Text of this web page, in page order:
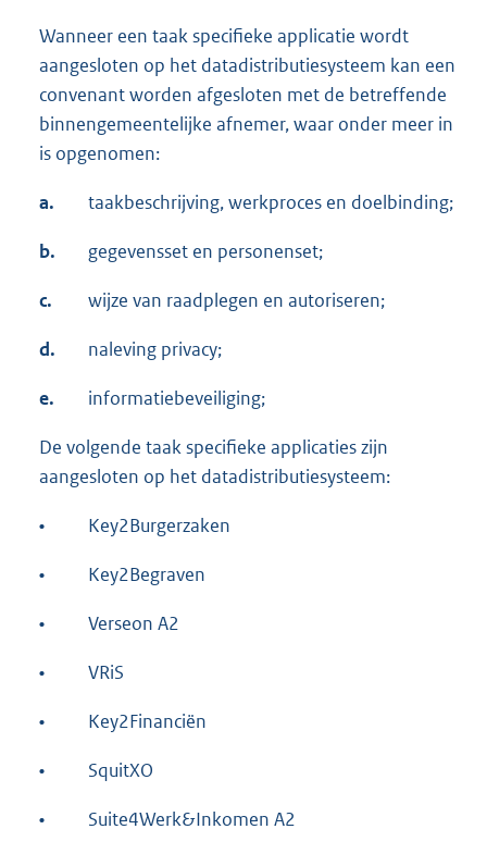
Wanneer een taak specifieke applicatie wordt
aangesloten op het datadistributiesysteem kan een
convenant worden afgesloten met de betreffende
binnengemeentelijke afnemer, waar onder meer in
is opgenomen:
a. taakbeschrijving, werkproces en doelbinding;
b. gegevensset en personenset;
c. wijze van raadplegen en autoriseren;
d. naleving privacy;
e. informatiebeveiliging;
De volgende taak specifieke applicaties zijn
aangesloten op het datadistributiesysteem:
• Key2Burgerzaken
• Key2Begraven
• Verseon A2
• VRiS
• Key2Financiën
• SquitXO
• Suite4Werk&Inkomen A2